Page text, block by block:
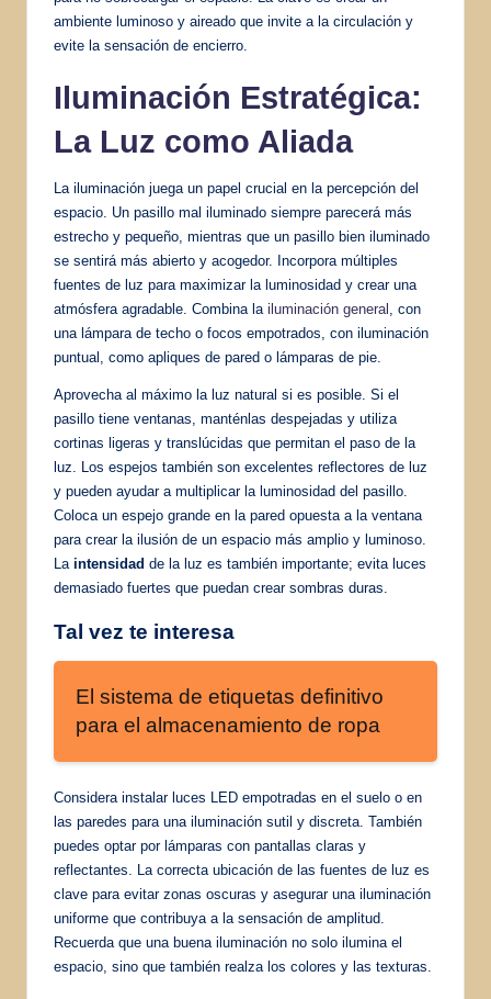
ambiente luminoso y aireado que invite a la circulación y
evite la sensación de encierro.
Iluminación Estratégica:
La Luz como Aliada
La iluminación juega un papel crucial en la percepción del
espacio. Un pasillo mal iluminado siempre parecerá más
estrecho y pequeño, mientras que un pasillo bien iluminado
se sentirá más abierto y acogedor. Incorpora múltiples
fuentes de luz para maximizar la luminosidad y crear una
atmósfera agradable. Combina la iluminación general , con
una lámpara de techo o focos empotrados, con iluminación
puntual, como apliques de pared o lámparas de pie.
Aprovecha al máximo la luz natural si es posible. Si el
pasillo tiene ventanas, manténlas despejadas y utiliza
cortinas ligeras y translúcidas que permitan el paso de la
luz. Los espejos también son excelentes reflectores de luz
y pueden ayudar a multiplicar la luminosidad del pasillo.
Coloca un espejo grande en la pared opuesta a la ventana
para crear la ilusión de un espacio más amplio y luminoso.
La intensidad de la luz es también importante; evita luces
demasiado fuertes que puedan crear sombras duras.
Tal vez te interesa
El sistema de etiquetas definitivo
para el almacenamiento de ropa
Considera instalar luces LED empotradas en el suelo o en
las paredes para una iluminación sutil y discreta. También
puedes optar por lámparas con pantallas claras y
reflectantes. La correcta ubicación de las fuentes de luz es
clave para evitar zonas oscuras y asegurar una iluminación
uniforme que contribuya a la sensación de amplitud.
Recuerda que una buena iluminación no solo ilumina el
espacio, sino que también realza los colores y las texturas.